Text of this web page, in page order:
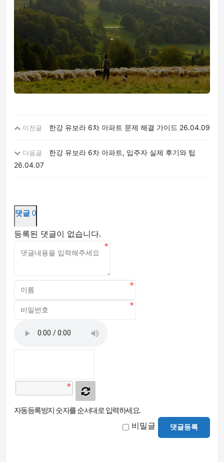
이전글 한강 유보라 6차 아파트 문제 해결 가이드 26.04.09
다음글
한강 유보라 6차 아파트, 입주자 실제 후기와 팁
26.04.07
댓글 0
등록된 댓글이 없습니다.
자동등록방지 숫자를 순서대로 입력하세요.
비밀글 댓글등록